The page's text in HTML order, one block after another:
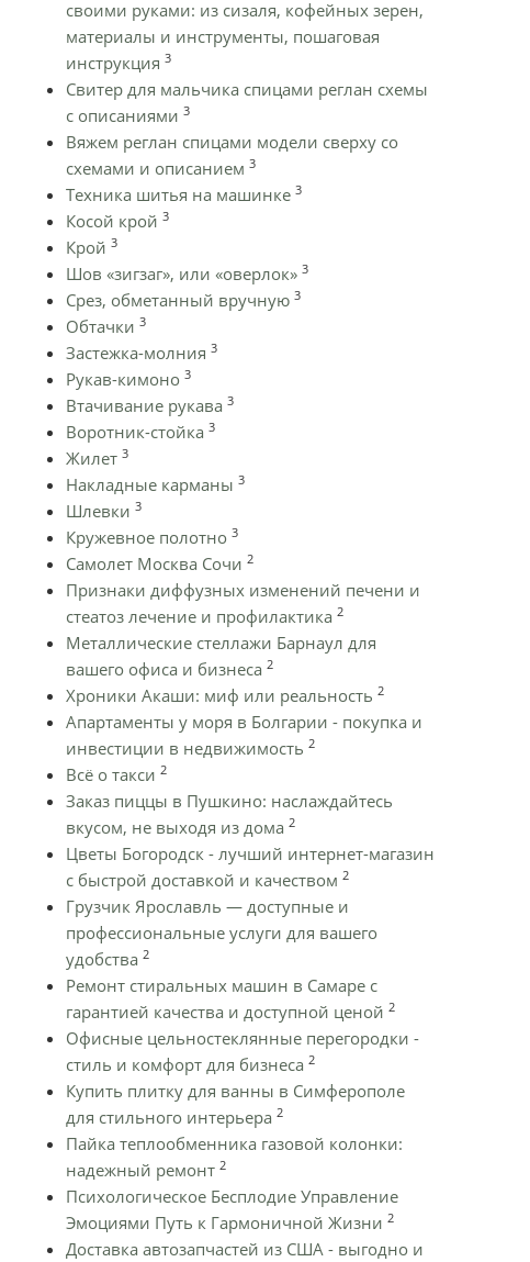
своими руками: из сизаля, кофейных зерен,
материалы и инструменты, пошаговая
инструкция 3
Cвитер для мальчика спицами реглан схемы
с описаниями 3
Вяжем реглан спицами модели сверху со
схемами и описанием 3
Техника шитья на машинке 3
Косой крой 3
Крой 3
Шов «зигзаг», или «оверлок» 3
Срез, обметанный вручную 3
Обтачки 3
Застежка-молния 3
Рукав-кимоно 3
Втачивание рукава 3
Воротник-стойка 3
Жилет 3
Накладные карманы 3
Шлевки 3
Кружевное полотно 3
Самолет Москва Сочи 2
Признаки диффузных изменений печени и
стеатоз лечение и профилактика 2
Металлические стеллажи Барнаул для
вашего офиса и бизнеса 2
Хроники Акаши: миф или реальность 2
Апартаменты у моря в Болгарии - покупка и
инвестиции в недвижимость 2
Всё о такси 2
Заказ пиццы в Пушкино: наслаждайтесь
вкусом, не выходя из дома 2
Цветы Богородск - лучший интернет-магазин
с быстрой доставкой и качеством 2
Грузчик Ярославль — доступные и
профессиональные услуги для вашего
удобства 2
Ремонт стиральных машин в Самаре с
гарантией качества и доступной ценой 2
Офисные цельностеклянные перегородки -
стиль и комфорт для бизнеса 2
Купить плитку для ванны в Симферополе
для стильного интерьера 2
Пайка теплообменника газовой колонки:
надежный ремонт 2
Психологическое Бесплодие Управление
Эмоциями Путь к Гармоничной Жизни 2
Доставка автозапчастей из США - выгодно и